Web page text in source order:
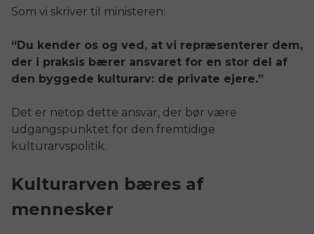
Som vi skriver til ministeren:
“Du kender os og ved, at vi repræsenterer dem,
der i praksis bærer ansvaret for en stor del af
den byggede kulturarv: de private ejere.”
Det er netop dette ansvar, der bør være
udgangspunktet for den fremtidige
kulturarvspolitik.
Kulturarven bæres af
mennesker